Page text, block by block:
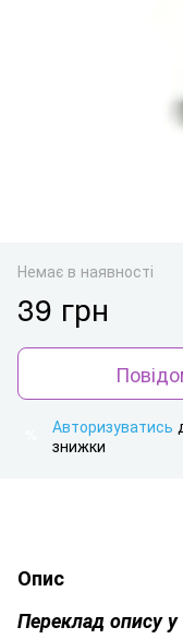
Немає в наявності
39 грн
Авторизуватись
знижки
Опис
Переклад опису у